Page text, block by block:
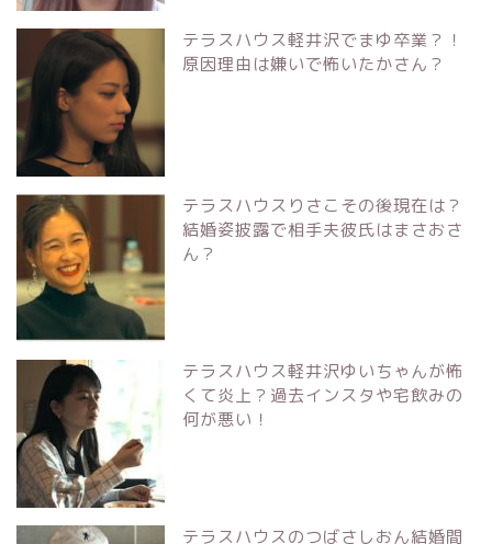
テラスハウス軽井沢でまゆ卒業？！
原因理由は嫌いで怖いたかさん？
テラスハウスりさこその後現在は？
結婚姿披露で相手夫彼氏はまさおさ
ん？
テラスハウス軽井沢ゆいちゃんが怖
くて炎上？過去インスタや宅飲みの
何が悪い！
テラスハウスのつばさしおん結婚間